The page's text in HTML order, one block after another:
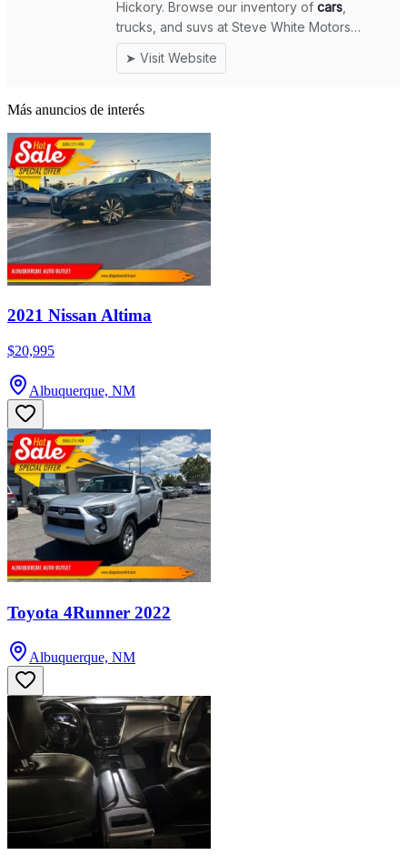
Más anuncios de interés
2021 Nissan Altima
$20,995
Albuquerque, NM
Toyota 4Runner 2022
Albuquerque, NM